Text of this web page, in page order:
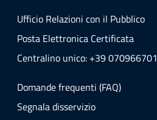
Ufficio Relazioni con il Pubblico
Posta Elettronica Certificata
Centralino unico: +39 070966701
Domande frequenti (FAQ)
Segnala disservizio